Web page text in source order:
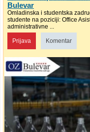
Bulevar
Omladinska i studentska
studente na poziciji: Office
administrativne ...
Prijava Komentar